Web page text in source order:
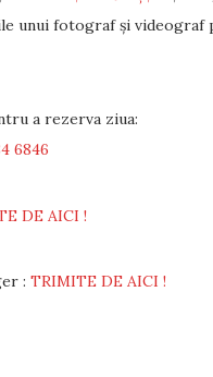
unui fotograf și
a rezerva ziua:
6846
DE AICI !
: TRIMITE DE AICI !